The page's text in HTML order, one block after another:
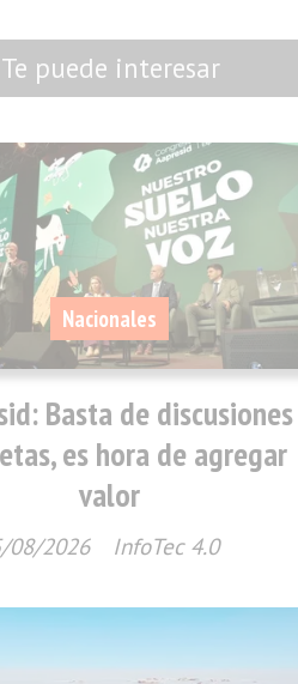
Te puede interesar
Basta de discusiones
es hora de agregar
valor
InfoTec 4.0
Nacionales
08/2026